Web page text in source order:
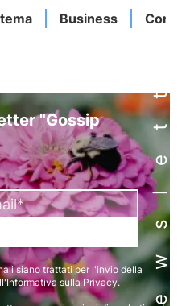
Business Newsletter
"Gossip
siano trattati per l'invio della
Informativa sulla Privacy.